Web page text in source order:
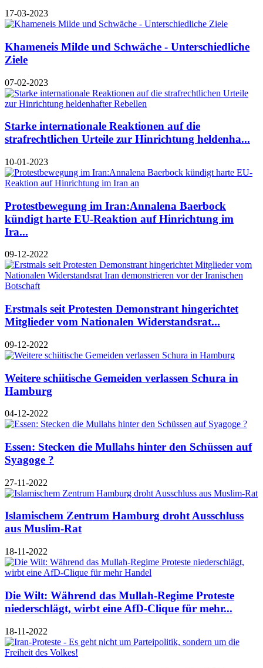
17-03-2023
Khameneis Milde und Schwäche - Unterschiedliche
Ziele
07-02-2023
Starke internationale Reaktionen auf die
strafrechtlichen Urteile zur Hinrichtung heldenha...
10-01-2023
Protestbewegung im Iran:Annalena Baerbock
kündigt harte EU-Reaktion auf Hinrichtung im
Ira...
09-12-2022
Erstmals seit Protesten Demonstrant hingerichtet
Mitglieder vom Nationalen Widerstandsrat...
09-12-2022
Weitere schiitische Gemeiden verlassen Schura in
Hamburg
04-12-2022
Essen: Stecken die Mullahs hinter den Schüssen auf
Syagoge ?
27-11-2022
Islamischem Zentrum Hamburg droht Ausschluss
aus Muslim-Rat
18-11-2022
Die Wilt: Während das Mullah-Regime Proteste
niederschlägt, wirbt eine AfD-Clique für mehr...
18-11-2022